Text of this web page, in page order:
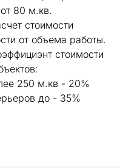
80 м.кв.
стоимости
от объема работы.
стоимости
250 м.кв - 20%
до - 35%